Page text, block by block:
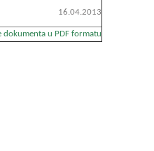
16.04.2013
dokumenta u PDF formatu